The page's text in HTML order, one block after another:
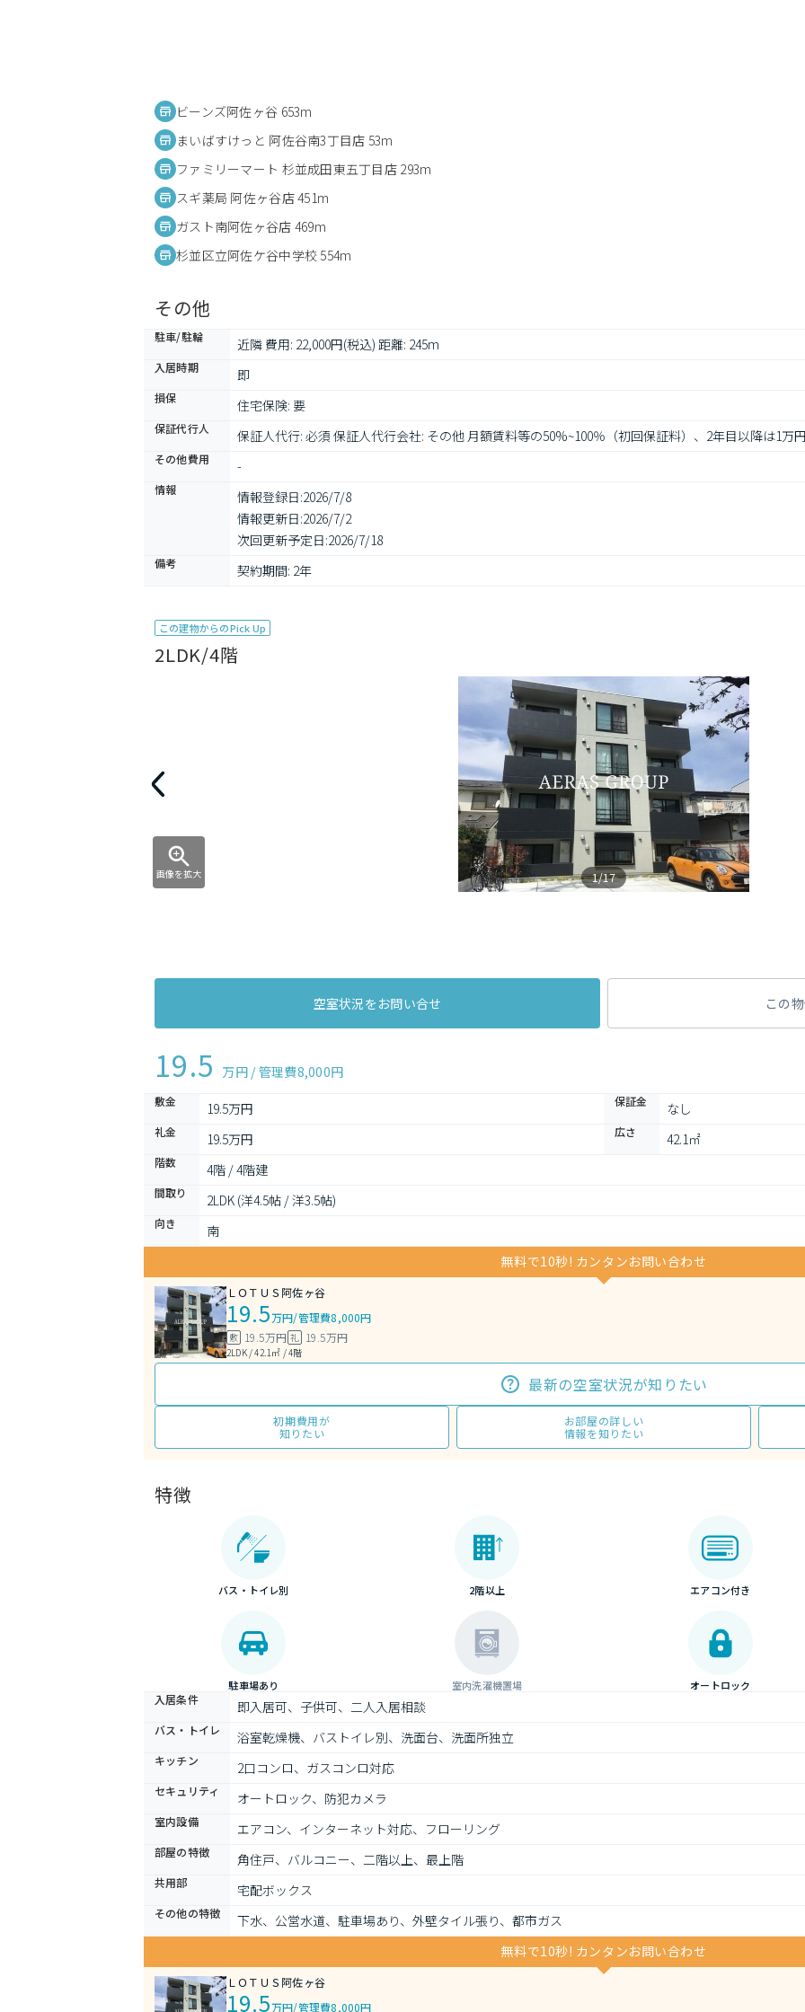
ビーンズ阿佐ヶ谷 653m
まいばすけっと 阿佐谷南3丁目店 53m
ファミリーマート 杉並成田東五丁目店 293m
スギ薬局 阿佐ヶ谷店 451m
ガスト南阿佐ヶ谷店 469m
杉並区立阿佐ケ谷中学校 554m
その他
駐車/駐輪 近隣 費用: 22,000円(税込) 距離: 245m
入居時期 即
損保 住宅保険: 要
保証代行人 保証人代行: 必須 保証人代行会社: その他 月額賃料等の50%~100％（初回保証料）、2年目以降は1万
その他費用 -
情報 情報登録日:2026/7/8
情報更新日:2026/7/2
次回更新予定日:2026/7/18
備考 契約期間: 2年
この建物からのPick Up
2LDK/4階
画像を拡大 1/17
空室状況をお問い合せ この
19.5 万円 / 管理費8,000円
敷金 19.5万円 保証金 なし
礼金 19.5万円 広さ 42.1㎡
階数 4階 / 4階建
間取り 2LDK (洋4.5帖 / 洋3.5帖)
向き
南
無料で10秒! カンタンお問い合わせ
ＬＯＴＵＳ阿佐ヶ谷
19.5万円/管理費8,000円
敷 19.5万円 礼 19.5万円
2LDK / 42.1㎡ / 4階
最新の空室状況が知りたい
初期費用が
知りたい
お部屋の詳しい
情報を知りたい
特徴
バス・トイレ別 2階以上 エアコン付き
駐車場あり 室内洗濯機置場 オートロック
入居条件 即入居可、子供可、二人入居相談
バス・トイレ 浴室乾燥機、バストイレ別、洗面台、洗面所独立
キッチン 2口コンロ、ガスコンロ対応
セキュリティ オートロック、防犯カメラ
室内設備 エアコン、インターネット対応、フローリング
部屋の特徴 角住戸、バルコニー、二階以上、最上階
共用部 宅配ボックス
その他の特徴
下水、公営水道、駐車場あり、外壁タイル張り、都市ガス
無料で10秒! カンタンお問い合わせ
ＬＯＴＵＳ阿佐ヶ谷
19.5万円/管理費8,000円